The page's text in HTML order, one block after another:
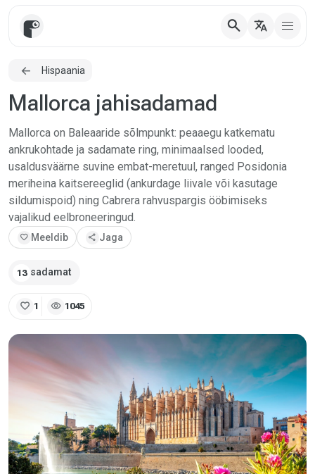
search translate
Hispaania
Mallorca jahisadamad
Mallorca on Baleaaride sõlmpunkt: peaaegu katkematu
ankrukohtade ja sadamate ring, minimaalsed looded,
usaldusväärne suvine embat-meretuul, ranged Posidonia
meriheina kaitsereeglid (ankurdage liivale või kasutage
sildumispoid) ning Cabrera rahvuspargis ööbimiseks
vajalikud eelbroneeringud.
favorite Meeldib share Jaga
13 sadamat
favorite 1 visibility 1045